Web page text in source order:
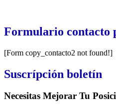
Formulario contacto
[Form copy_contacto2 not found!]
Suscrípción boletín
Necesitas Mejorar Tu